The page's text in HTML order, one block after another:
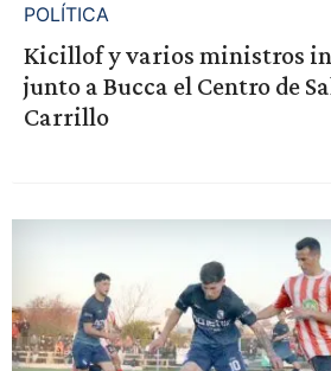
POLÍTICA
Kicillof y varios ministros
junto a Bucca el Centro de
Carrillo